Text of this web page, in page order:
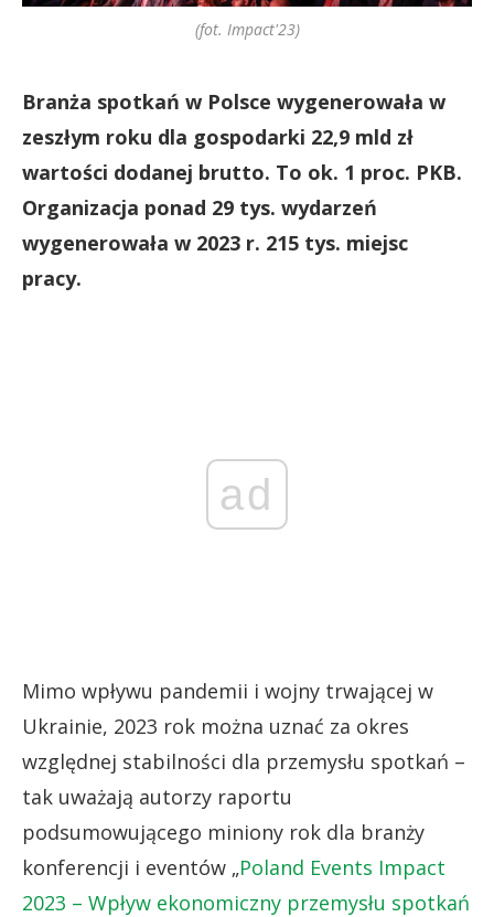
(fot. Impact'23)
Branża spotkań w Polsce wygenerowała w
zeszłym roku dla gospodarki 22,9 mld zł
wartości dodanej brutto. To ok. 1 proc. PKB.
Organizacja ponad 29 tys. wydarzeń
wygenerowała w 2023 r. 215 tys. miejsc
pracy.
ad
Mimo wpływu pandemii i wojny trwającej w
Ukrainie, 2023 rok można uznać za okres
względnej stabilności dla przemysłu spotkań –
tak uważają autorzy raportu
podsumowującego miniony rok dla branży
konferencji i eventów „Poland Events Impact
2023 – Wpływ ekonomiczny przemysłu spotkań